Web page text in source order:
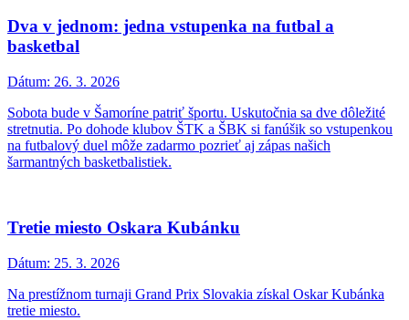
Dva v jednom: jedna vstupenka na futbal a
basketbal
Dátum: 26. 3. 2026
Sobota bude v Šamoríne patriť športu. Uskutočnia sa dve dôležité
stretnutia. Po dohode klubov ŠTK a ŠBK si fanúšik so vstupenkou
na futbalový duel môže zadarmo pozrieť aj zápas našich
šarmantných basketbalistiek.
Tretie miesto Oskara Kubánku
Dátum: 25. 3. 2026
Na prestížnom turnaji Grand Prix Slovakia získal Oskar Kubánka
tretie miesto.